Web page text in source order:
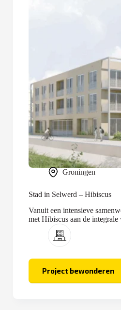
Groningen
Stad in Selwerd – Hibiscus
Vanuit een intensieve
met Hibiscus aan de
in Selwerd.
Project bewonderen
Stad
in